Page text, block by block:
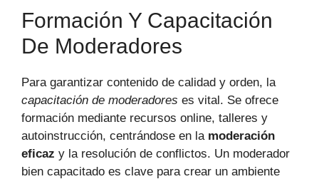
Formación Y Capacitación
De Moderadores
Para garantizar contenido de calidad y orden, la
capacitación de moderadores es vital. Se ofrece
formación mediante recursos online, talleres y
autoinstrucción, centrándose en la moderación
eficaz y la resolución de conflictos. Un moderador
bien capacitado es clave para crear un ambiente